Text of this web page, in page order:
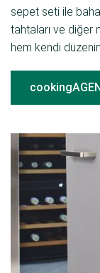
sepet seti ile
tahtaları ve diğer
hem kendi